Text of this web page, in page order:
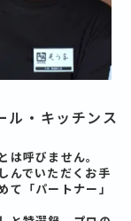
ル・キッチンス
呼びません。
んでいただくお手
「パートナー」